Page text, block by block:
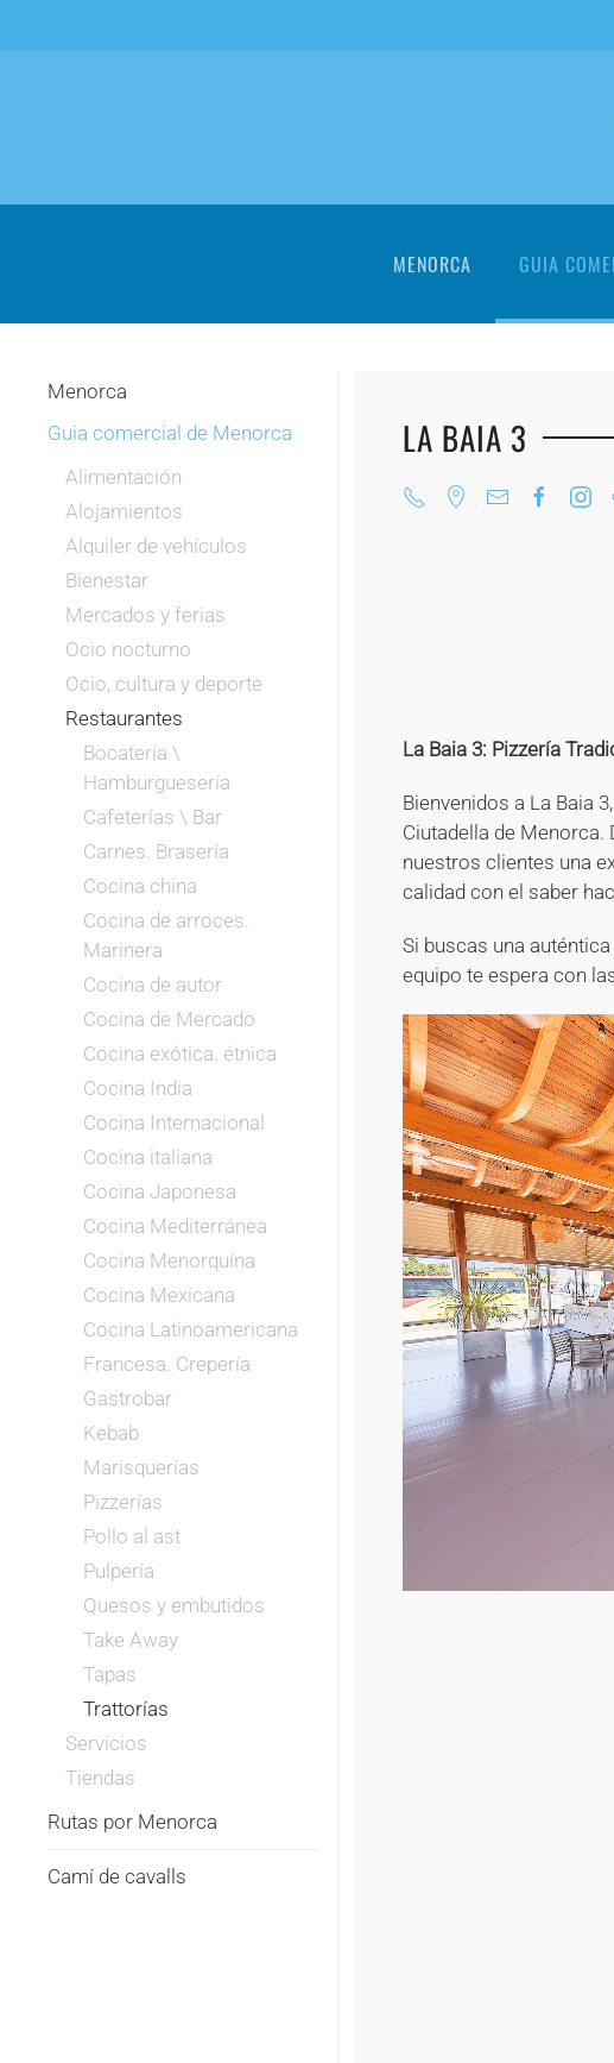
MENORCA GUIA
Menorca
Guia comercial de Menorca
Alimentación
Alojamientos
Alquiler de vehículos
Bienestar
Mercados y ferias
Ocio nocturno
Ocio, cultura y deporte
Restaurantes
Bocatería \
Hamburguesería
Cafeterías \ Bar
Carnes. Brasería
Cocina china
Cocina de arroces.
Marinera
Cocina de autor
Cocina de Mercado
Cocina exótica. étnica
Cocina India
Cocina Internacional
Cocina italiana
Cocina Japonesa
Cocina Mediterránea
Cocina Menorquína
Cocina Mexicana
Cocina Latinoamericana
Francesa. Crepería
Gastrobar
Kebab
Marisquerías
Pizzerías
Pollo al ast
Pulpería
Quesos y embutidos
Take Away
Tapas
Trattorías
Servicios
Tiendas
Rutas por Menorca
Camí de cavalls
LA BAIA 3
La Baia 3: Pizzería
Bienvenidos a La Baia
Ciutadella de Menorca.
nuestros clientes una
calidad con el saber
Si buscas una
equipo te espera con